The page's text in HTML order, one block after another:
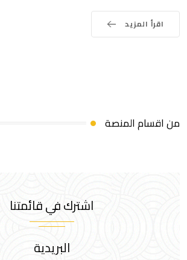
اقرأ المزيد
من اقسام المنصة
اشترك في قائمتنا
البريدية